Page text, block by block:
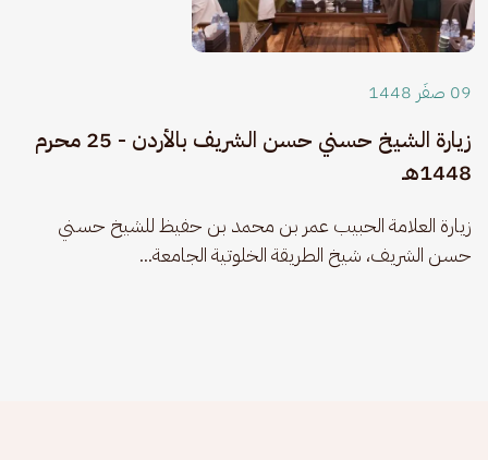
09 صفَر 1448
زيارة الشيخ حسني حسن الشريف بالأردن - 25 محرم
1448هـ
زيارة العلامة الحبيب عمر بن محمد بن حفيظ للشيخ حسني
حسن الشريف، شيخ الطريقة الخلوتية الجامعة...